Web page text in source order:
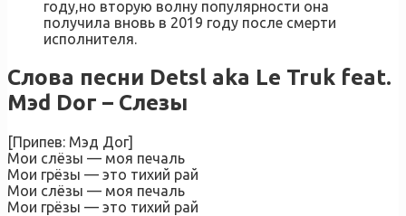
году,но вторую волну популярности она
получила вновь в 2019 году после смерти
исполнителя.
Слова песни Detsl aka Le Truk feat.
Мэd Dог – Слезы
[Припев: Мэд Дог]
Мои слёзы — моя печаль
Мои грёзы — это тихий рай
Мои слёзы — моя печаль
Мои грёзы — это тихий рай